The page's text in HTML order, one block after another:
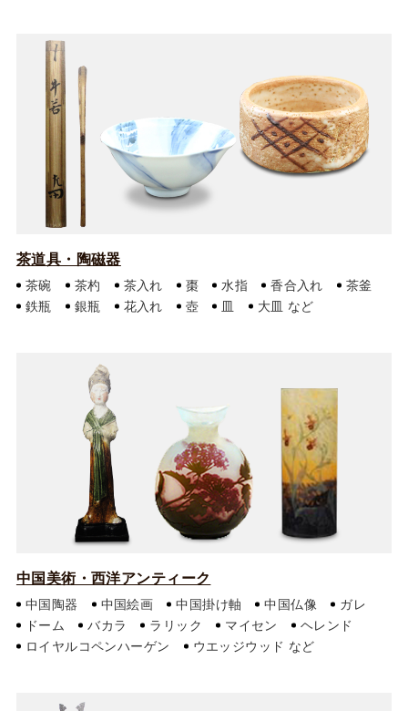
茶道具・陶磁器
茶碗 茶杓 茶入れ 棗 水指 香合入れ
茶釜
鉄瓶
銀瓶 花入れ 壺 皿 大皿
中国美術・西洋アンティーク
中国陶器 中国絵画 中国掛け軸 中国仏像
ガレ
ドーム
バカラ ラリック マイセン
ヘレンド
ロイヤルコペンハーゲン
ウエッジウッド